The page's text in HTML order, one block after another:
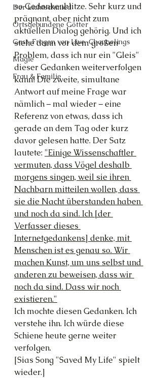
Der Lichtschmied
Ortsgebundene Götter
Gast-Fragen von Live-Channelings
Magie
Frau & Familie
so Gedankenblitze. Sehr kurz und
prägnant, aber nicht zum
aktuellen Dialog gehörig. Und ich
stehe dann vor dem großen
Problem, dass ich nur ein "Gleis"
dieser Gedanken weiterverfolgen
kann! Die zweite, simultane
Antwort auf meine Frage war
nämlich – mal wieder – eine
Referenz von etwas, dass ich
gerade an dem Tag oder kurz
davor gelesen hatte. Der Satz
lautete: "Einige Wissenschaftler
vermuten, dass Vögel deshalb
morgens singen, weil sie ihren
Nachbarn mitteilen wollen, dass
sie die Nacht überstanden haben
und noch da sind. Ich [der
Verfasser dieses
Internetgedankens] denke, mit
Menschen ist es genau so. Wir
machen Kunst, um uns selbst und
anderen zu beweisen, dass wir
noch da sind. Dass wir noch
existieren."
Ich mochte diesen Gedanken. Ich
verstehe ihn. Ich würde diese
Schiene heute gerne weiter
verfolgen.
[Sias Song "Saved My Life" spielt
wieder.]